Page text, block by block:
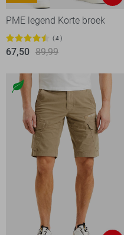
PME legend Korte broek
4
67,50 89,99